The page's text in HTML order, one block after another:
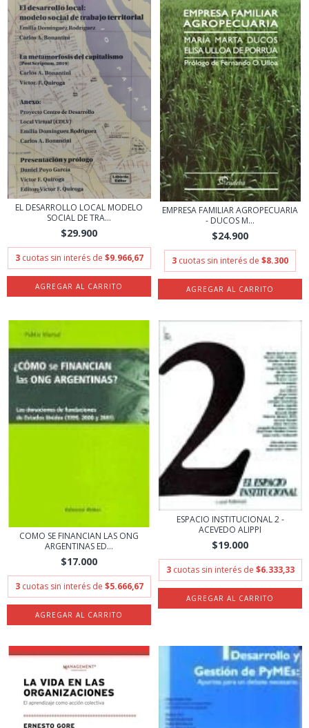
EL DESARROLLO LOCAL MODELO
SOCIAL DE TRA...
$29.900
3 cuotas sin interés de $9.966,67
EMPRESA FAMILIAR AGROPECUARIA
- DUCOS M...
$24.900
3 cuotas sin interés de $8.300
COMO SE FINANCIAN LAS ONG
ARGENTINAS ED...
$17.000
3 cuotas sin interés de $5.666,67
ESPACIO INSTITUCIONAL 2 -
ACEVEDO ALIPPI
$19.000
3 cuotas sin interés de $6.333,33